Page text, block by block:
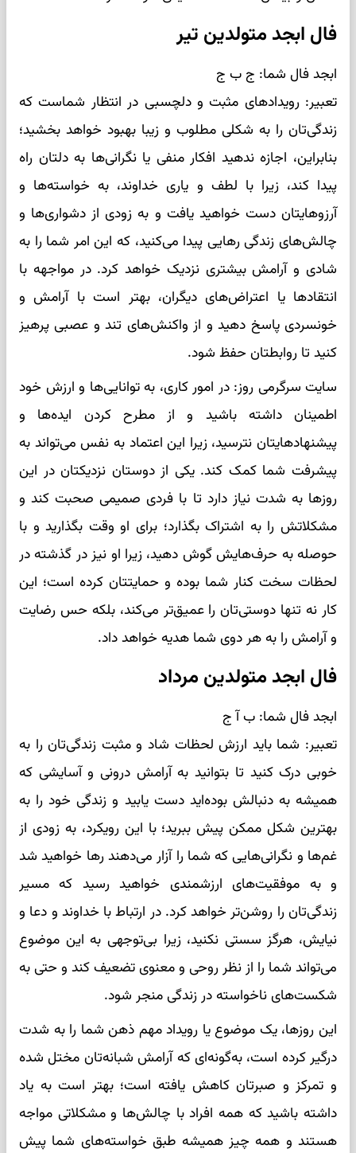
فال ابجد متولدین تیر
ابجد فال شما: ج ب ج
تعبیر: رویدادهای مثبت و دلچسبی در انتظار شماست که
زندگی‌تان را به شکلی مطلوب و زیبا بهبود خواهد بخشید؛
بنابراین، اجازه ندهید افکار منفی یا نگرانی‌ها به دلتان راه
پیدا کند، زیرا با لطف و یاری خداوند، به خواسته‌ها و
آرزوهایتان دست خواهید یافت و به زودی از دشواری‌ها و
چالش‌های زندگی رهایی پیدا می‌کنید، که این امر شما را به
شادی و آرامش بیشتری نزدیک خواهد کرد. در مواجهه با
انتقادها یا اعتراض‌های دیگران، بهتر است با آرامش و
خونسردی پاسخ دهید و از واکنش‌های تند و عصبی پرهیز
کنید تا روابطتان حفظ شود.
سایت سرگرمی روز: در امور کاری، به توانایی‌ها و ارزش خود
اطمینان داشته باشید و از مطرح کردن ایده‌ها و
پیشنهادهایتان نترسید، زیرا این اعتماد به نفس می‌تواند به
پیشرفت شما کمک کند. یکی از دوستان نزدیکتان در این
روزها به شدت نیاز دارد تا با فردی صمیمی صحبت کند و
مشکلاتش را به اشتراک بگذارد؛ برای او وقت بگذارید و با
حوصله به حرف‌هایش گوش دهید، زیرا او نیز در گذشته در
لحظات سخت کنار شما بوده و حمایتتان کرده است؛ این
کار نه تنها دوستی‌تان را عمیق‌تر می‌کند، بلکه حس رضایت
و آرامش را به هر دوی شما هدیه خواهد داد.
فال ابجد متولدین مرداد
ابجد فال شما: ب آ ج
تعبیر: شما باید ارزش لحظات شاد و مثبت زندگی‌تان را به
خوبی درک کنید تا بتوانید به آرامش درونی و آسایشی که
همیشه به دنبالش بوده‌اید دست یابید و زندگی خود را به
بهترین شکل ممکن پیش ببرید؛ با این رویکرد، به زودی از
غم‌ها و نگرانی‌هایی که شما را آزار می‌دهند رها خواهید شد
و به موفقیت‌های ارزشمندی خواهید رسید که مسیر
زندگی‌تان را روشن‌تر خواهد کرد. در ارتباط با خداوند و دعا و
نیایش، هرگز سستی نکنید، زیرا بی‌توجهی به این موضوع
می‌تواند شما را از نظر روحی و معنوی تضعیف کند و حتی به
شکست‌های ناخواسته در زندگی منجر شود.
این روزها، یک موضوع یا رویداد مهم ذهن شما را به شدت
درگیر کرده است، به‌گونه‌ای که آرامش شبانه‌تان مختل شده
و تمرکز و صبرتان کاهش یافته است؛ بهتر است به یاد
داشته باشید که همه افراد با چالش‌ها و مشکلاتی مواجه
هستند و همه چیز همیشه طبق خواسته‌های شما پیش